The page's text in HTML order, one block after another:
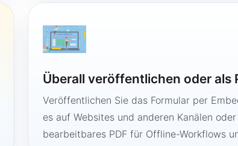
Überall veröffentlichen oder als
Veröffentlichen Sie das Formular per
es auf Websites und anderen Kanälen
bearbeitbares PDF für Offline-Workflows